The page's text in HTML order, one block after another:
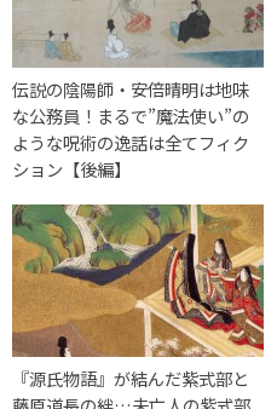
伝説の陰陽師・安倍晴明は地味
な公務員！まるで”魔法使い”の
ような呪術の逸話は全てフィク
ション【後編】
『源氏物語』が結んだ紫式部と